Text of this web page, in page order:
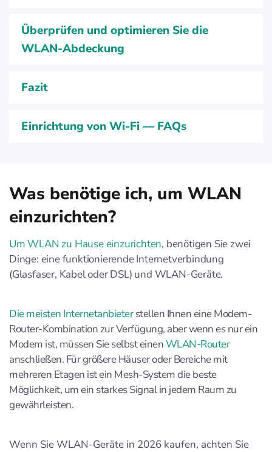
Überprüfen und optimieren Sie die
WLAN-Abdeckung
Fazit
Einrichtung von Wi-Fi — FAQs
Was benötige ich, um WLAN
einzurichten?
Um WLAN zu Hause einzurichten, benötigen Sie zwei
Dinge: eine funktionierende Internetverbindung
(Glasfaser, Kabel oder DSL) und WLAN-Geräte.
Die meisten Internetanbieterstellen Ihnen eine Modem-
Router-Kombination zur Verfügung, aber wenn es nur ein
Modem ist, müssen Sie selbst einenWLAN-Router
anschließen. Für größere Häuser oder Bereiche mit
mehreren Etagen ist ein Mesh-System die beste
Möglichkeit, um ein starkes Signal in jedem Raum zu
gewährleisten.
Wenn Sie WLAN-Geräte in 2026 kaufen, achten Sie